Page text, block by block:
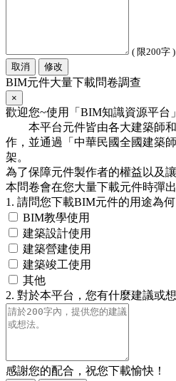
( 限200字 )
取消
修改
BIM元件大量下載問卷調查
×
歡迎您~使用「BIM知識資源平台
本平台元件皆由各大建築師
作，並通過「中華民國全國建築
架。
為了保障元件製作者的權益以及
本問卷會在您大量下載元件時彈出
1. 請問您下載BIM元件的用途為
BIM教學使用
建築設計使用
建築營建使用
建築竣工使用
其他
2. 對於本平台，您有什麼建議或
感謝您的配合，祝您下載愉快！